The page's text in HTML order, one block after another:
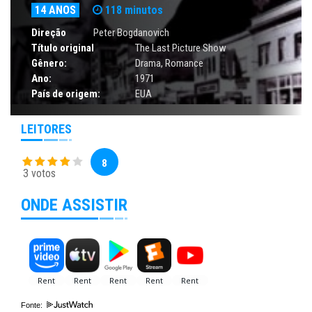
14 ANOS 118 minutos
Direção
Peter Bogdanovich
Título original
The Last Picture Show
Gênero:
Drama, Romance
Ano:
1971
País de origem:
EUA
LEITORES
3 votos
8
ONDE ASSISTIR
Fonte: